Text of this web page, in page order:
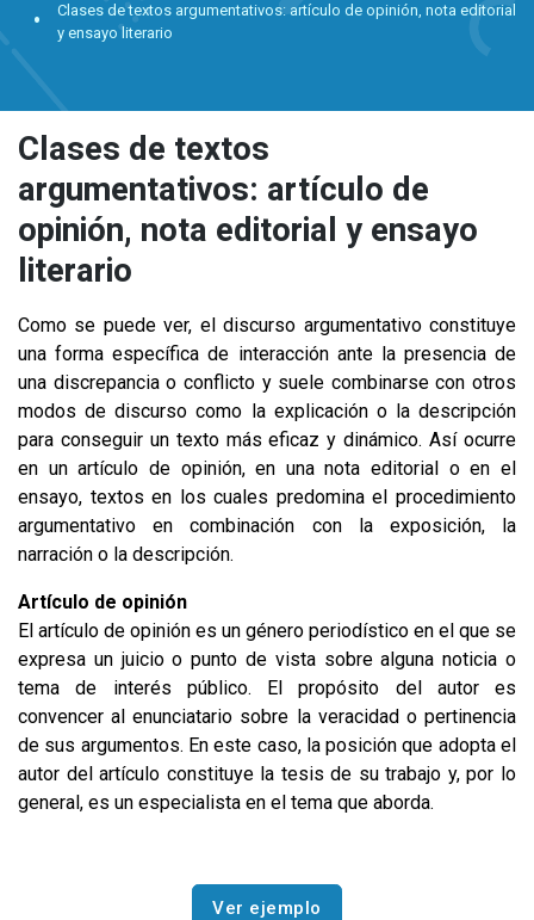
Clases de textos argumentativos: artículo de opinión, nota editorial
y ensayo literario
Clases de textos
argumentativos: artículo de
opinión, nota editorial y ensayo
literario
Como se puede ver, el discurso argumentativo constituye
una forma específica de interacción ante la presencia de
una discrepancia o conflicto y suele combinarse con otros
modos de discurso como la explicación o la descripción
para conseguir un texto más eficaz y dinámico. Así ocurre
en un artículo de opinión, en una nota editorial o en el
ensayo, textos en los cuales predomina el procedimiento
argumentativo en combinación con la exposición, la
narración o la descripción.
Artículo de opinión
El artículo de opinión es un género periodístico en el que se
expresa un juicio o punto de vista sobre alguna noticia o
tema de interés público. El propósito del autor es
convencer al enunciatario sobre la veracidad o pertinencia
de sus argumentos. En este caso, la posición que adopta el
autor del artículo constituye la tesis de su trabajo y, por lo
general, es un especialista en el tema que aborda.
Ver ejemplo